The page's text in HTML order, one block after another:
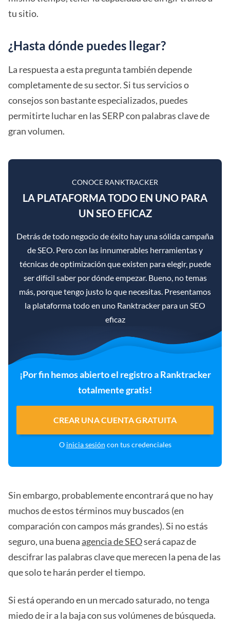
tu sitio.
¿Hasta dónde puedes llegar?
La respuesta a esta pregunta también depende
completamente de su sector. Si tus servicios o
consejos son bastante especializados, puedes
permitirte luchar en las SERP con palabras clave de
gran volumen.
CONOCE RANKTRACKER
LA PLATAFORMA TODO EN UNO PARA
UN SEO EFICAZ
Detrás de todo negocio de éxito hay una sólida campaña
de SEO. Pero con las innumerables herramientas y
técnicas de optimización que existen para elegir, puede
ser difícil saber por dónde empezar. Bueno, no temas
más, porque tengo justo lo que necesitas. Presentamos
la plataforma todo en uno Ranktracker para un SEO
eficaz
¡Por fin hemos abierto el registro a Ranktracker
totalmente gratis!
CREAR UNA CUENTA GRATUITA
O inicia sesión con tus credenciales
Sin embargo, probablemente encontrará que no hay
muchos de estos términos muy buscados (en
comparación con campos más grandes). Si no estás
seguro, una buena agencia de SEOserá capaz de
descifrar las palabras clave que merecen la pena de las
que solo te harán perder el tiempo.
Si está operando en un mercado saturado, no tenga
miedo de ir a la baja con sus volúmenes de búsqueda.